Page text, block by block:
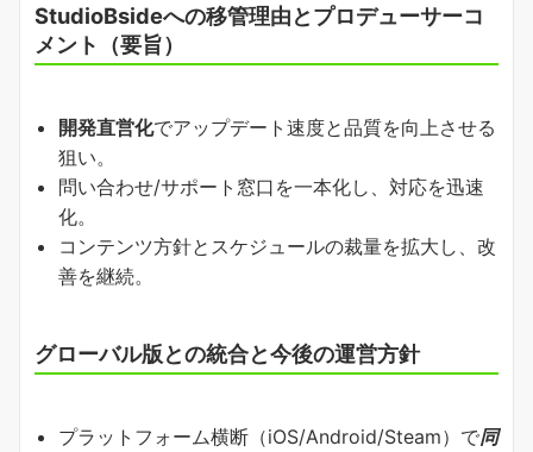
StudioBsideへの移管理由とプロデューサーコ
メント（要旨）
開発直営化でアップデート速度と品質を向上させる
狙い。
問い合わせ/サポート窓口を一本化し、対応を迅速
化。
コンテンツ方針とスケジュールの裁量を拡大し、改
善を継続。
グローバル版との統合と今後の運営方針
プラットフォーム横断（iOS/Android/Steam）で同